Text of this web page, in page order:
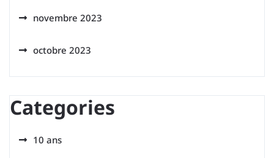
novembre 2023
octobre 2023
Categories
10 ans